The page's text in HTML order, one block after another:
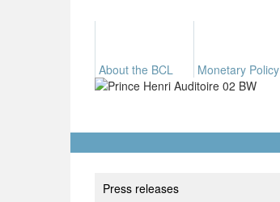
About the BCL Monetary Policy
Press releases